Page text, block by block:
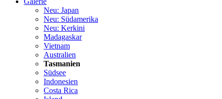
Neu: Japan
Neu: Südamerika
Neu: Kerkini
Madagaskar
Vietnam
Australien
Tasmanien
Südsee
Indonesien
Costa Rica